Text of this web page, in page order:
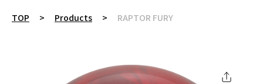
TOP > Products > RAPTOR FURY